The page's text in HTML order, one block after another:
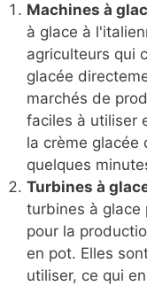
Machines à
à glace à
agriculteurs qui
glacée
marchés de
faciles à utiliser
la crème glacée
quelques
Turbines à
turbines à glace
pour la
en pot. Elles
utiliser, ce qui